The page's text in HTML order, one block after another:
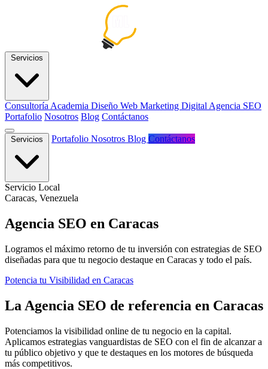
Servicios
Consultoría Academia Diseño Web Marketing Digital Agencia SEO
Portafolio Nosotros Blog Contáctanos
Servicios Portafolio Nosotros Blog Contáctanos
Servicio Local
Caracas, Venezuela
Agencia SEO en Caracas
Logramos el máximo retorno de tu inversión con estrategias de SEO
diseñadas para que tu negocio destaque en Caracas y todo el país.
Potencia tu Visibilidad en Caracas
La Agencia SEO de referencia en Caracas
Potenciamos la visibilidad online de tu negocio en la capital.
Aplicamos estrategias vanguardistas de SEO con el fin de alcanzar a
tu público objetivo y que te destaques en los motores de búsqueda
más competitivos.